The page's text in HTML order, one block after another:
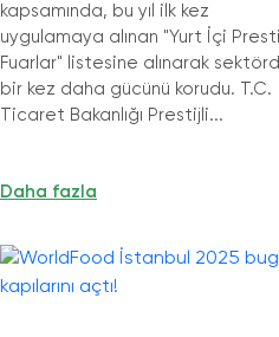
Desteği
kapsamında, bu yıl ilk kez
uygulamaya alınan "Yurt İçi
Fuarlar" listesine alınarak
bir kez daha gücünü korudu. T.C.
Ticaret Bakanlığı Prestijli...
Daha fazla